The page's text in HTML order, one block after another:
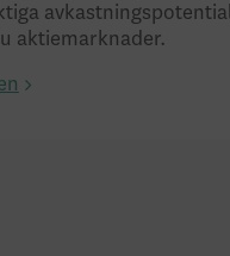
aktiemarknader.